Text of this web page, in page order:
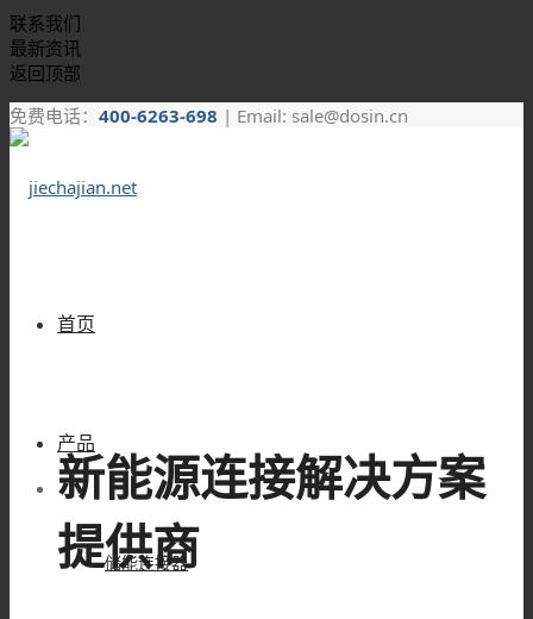
联系我们
最新资讯
返回顶部
免费电话： 400-6263-698 | Email: sale@dosin.cn
首页
产品
储能连接器
新能源连接解决方案
提供商